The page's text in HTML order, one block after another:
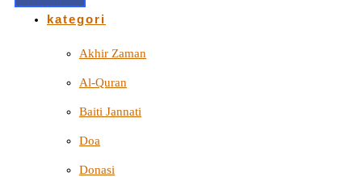
kategori
Akhir Zaman
Al-Quran
Baiti Jannati
Doa
Donasi